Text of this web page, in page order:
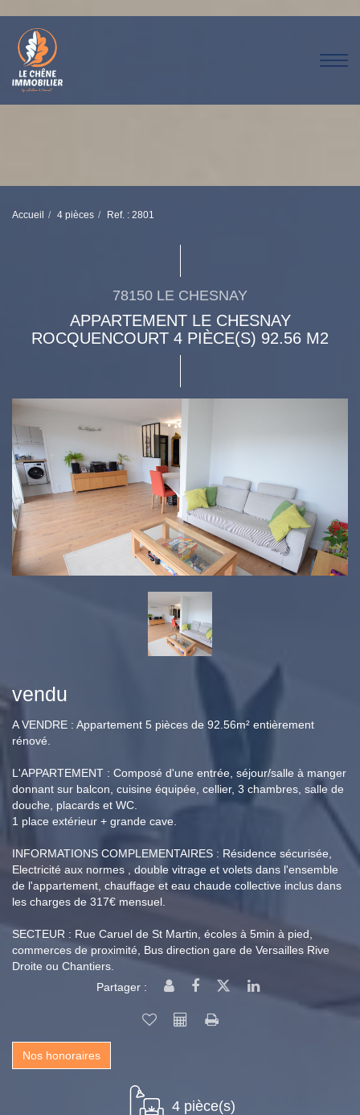
Accueil 4 pièces Ref. : 2801
78150 LE CHESNAY
APPARTEMENT LE CHESNAY
ROCQUENCOURT 4 PIÈCE(S) 92.56 M2
vendu
A VENDRE : Appartement 5 pièces de 92.56m² entièrement
rénové.
L'APPARTEMENT : Composé d'une entrée, séjour/salle à manger
donnant sur balcon, cuisine équipée, cellier, 3 chambres, salle de
douche, placards et WC.
1 place extérieur + grande cave.
INFORMATIONS COMPLEMENTAIRES : Résidence sécurisée,
Electricité aux normes , double vitrage et volets dans l'ensemble
de l'appartement, chauffage et eau chaude collective inclus dans
les charges de 317€ mensuel.
SECTEUR : Rue Caruel de St Martin, écoles à 5min à pied,
commerces de proximité, Bus direction gare de Versailles Rive
Droite ou Chantiers.
Partager :
Nos honoraires
4 pièce(s)